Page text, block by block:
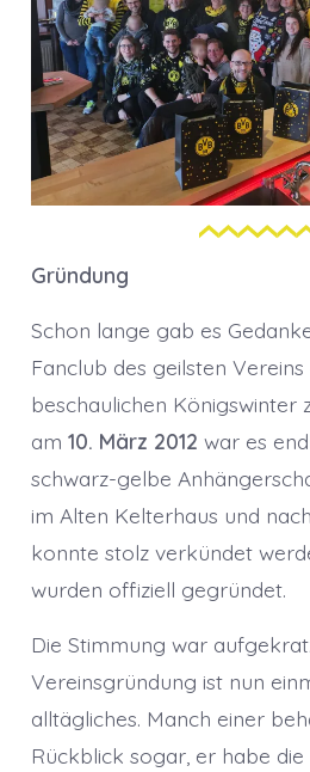
Gründung
Schon lange gab es
Fanclub des geilsten
beschaulichen Königswinter
am10. März 2012 war es
schwarz-gelbe
im Alten Kelterhaus und
konnte stolz verkündet
wurden offiziell gegründet.
Die Stimmung war
Vereinsgründung ist nun
alltägliches. Manch einer
Rückblick sogar, er habe